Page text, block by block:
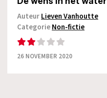
AuteurLieven Vanhoutte
CategorieNon-fictie
26 NOVEMBER 2020